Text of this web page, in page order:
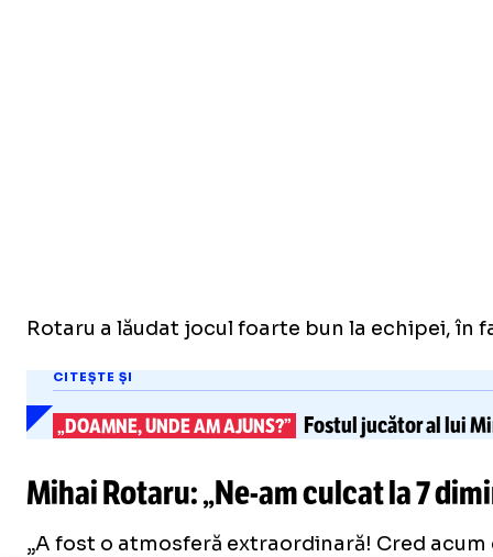
Rotaru a lăudat jocul foarte bun la echipei, în
CITEȘTE ȘI
„DOAMNE, UNDE AM AJUNS?” Fostul jucător al lui
Mihai Rotaru: „Ne-amculcat la 7
„A fost o atmosferă extraordinară! Cred